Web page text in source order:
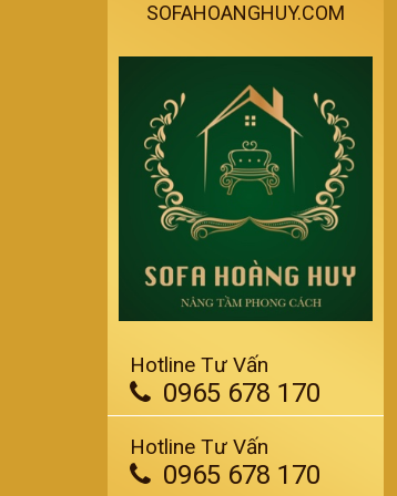
SOFAHOANGHUY.COM
Hotline Tư Vấn
0965 678 170
Hotline Tư Vấn
0965 678 170